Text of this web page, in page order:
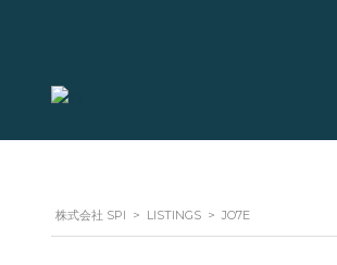
株式会社 SPI > LISTINGS > JO7E